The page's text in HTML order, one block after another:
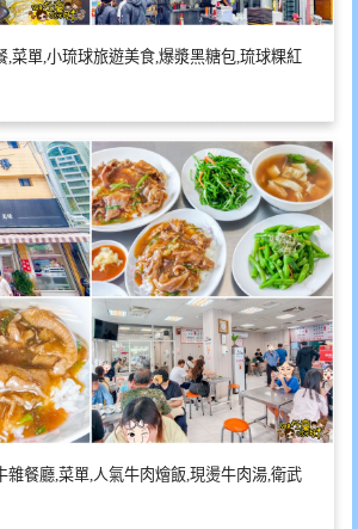
,菜單,小琉球旅遊美食,爆漿黑糖包,琉球粿紅
雜餐廳,菜單,人氣牛肉燴飯,現燙牛肉湯,衛武